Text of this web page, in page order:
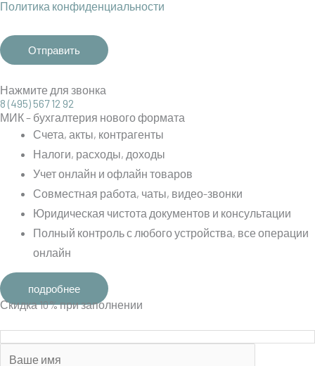
Политика конфиденциальности
Нажмите для звонка
8 (495) 567 12 92
МИК – бухгалтерия нового формата
Счета, акты, контрагенты
Налоги, расходы, доходы
Учет онлайн и офлайн товаров
Совместная работа, чаты, видео-звонки
Юридическая чистота документов и консультации
Полный контроль с любого устройства, все операции
онлайн
подробнее
Скидка 10% при заполнении